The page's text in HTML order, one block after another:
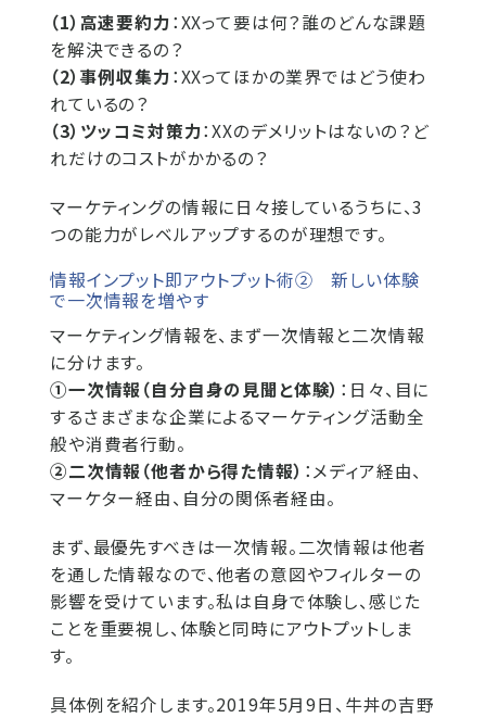
（1）高速要約力：XXって要は何？誰のどんな課題
を解決できるの？
（2）事例収集力：XXってほかの業界ではどう使わ
れているの？
（3）ツッコミ対策力：XXのデメリットはないの？ど
れだけのコストがかかるの？
マーケティングの情報に日々接しているうちに、3
つの能力がレベルアップするのが理想です。
情報インプット即アウトプット術② 新しい体験
で一次情報を増やす
マーケティング情報を、まず一次情報と二次情報
に分けます。
①一次情報（自分自身の見聞と体験） ：日々、目に
するさまざまな企業によるマーケティング活動全
般や消費者行動。
②二次情報（他者から得た情報） ：メディア経由、
マーケター経由、自分の関係者経由。
まず、最優先すべきは一次情報。二次情報は他者
を通した情報なので、他者の意図やフィルターの
影響を受けています。私は自身で体験し、感じた
ことを重要視し、体験と同時にアウトプットしま
す。
具体例を紹介します。2019年5月9日、牛丼の吉野